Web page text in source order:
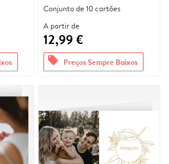
Conjunto de 10 cartões
A partir de
12,99 €
offers Preços Sempre Baixos